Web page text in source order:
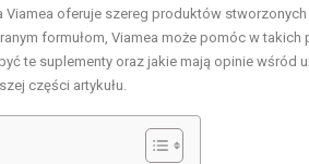
oferuje szereg produktów
formułom, Viamea może pomóc w
te suplementy oraz jakie mają opinie wśród
części artykułu.